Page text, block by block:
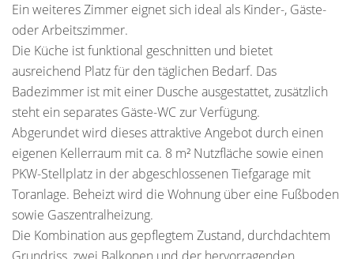
Ein weiteres Zimmer eignet sich ideal als Kinder-, Gäste-
oder Arbeitszimmer.
Die Küche ist funktional geschnitten und bietet
ausreichend Platz für den täglichen Bedarf. Das
Badezimmer ist mit einer Dusche ausgestattet, zusätzlich
steht ein separates Gäste-WC zur Verfügung.
Abgerundet wird dieses attraktive Angebot durch einen
eigenen Kellerraum mit ca. 8 m² Nutzfläche sowie einen
PKW-Stellplatz in der abgeschlossenen Tiefgarage mit
Toranlage. Beheizt wird die Wohnung über eine Fußboden
sowie Gaszentralheizung.
Die Kombination aus gepflegtem Zustand, durchdachtem